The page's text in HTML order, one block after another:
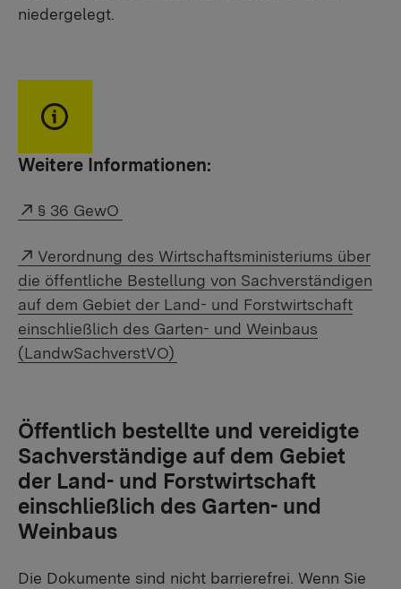
niedergelegt.
Weitere Informationen:
External link:
§ 36 GewO
External link:
Verordnung des Wirtschaftsministeriums über
die öffentliche Bestellung von Sachverständigen
auf dem Gebiet der Land- und Forstwirtschaft
einschließlich des Garten- und Weinbaus
(LandwSachverstVO)
Öffentlich bestellte und vereidigte
Sachverständige auf dem Gebiet
der Land- und Forstwirtschaft
einschließlich des Garten- und
Weinbaus
Die Dokumente sind nicht barrierefrei. Wenn Sie